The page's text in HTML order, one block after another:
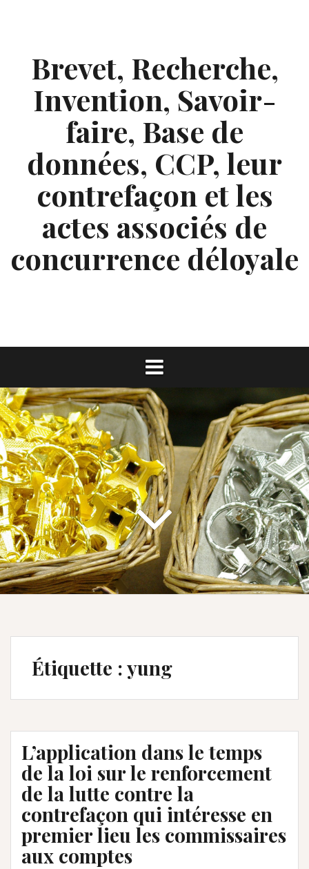
Brevet, Recherche,
Invention, Savoir-
faire, Base de
données, CCP, leur
contrefaçon et les
actes associés de
concurrence déloyale
Étiquette :yung
L’application dans le temps
de la loi sur le renforcement
de la lutte contre la
contrefaçon qui intéresse en
premier lieu les commissaires
aux comptes